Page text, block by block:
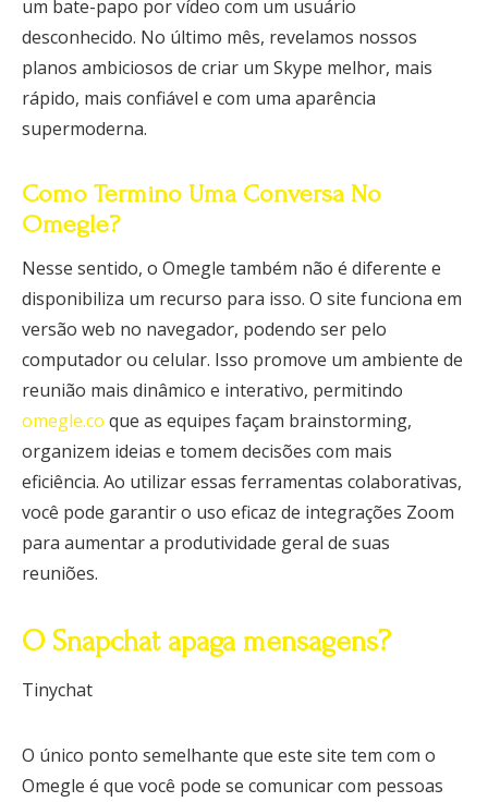
um bate-papo por vídeo com um usuário
desconhecido. No último mês, revelamos nossos
planos ambiciosos de criar um Skype melhor, mais
rápido, mais confiável e com uma aparência
supermoderna.
Como Termino Uma Conversa No
Omegle?
Nesse sentido, o Omegle também não é diferente e
disponibiliza um recurso para isso. O site funciona em
versão web no navegador, podendo ser pelo
computador ou celular. Isso promove um ambiente de
reunião mais dinâmico e interativo, permitindo
omegle.co que as equipes façam brainstorming,
organizem ideias e tomem decisões com mais
eficiência. Ao utilizar essas ferramentas colaborativas,
você pode garantir o uso eficaz de integrações Zoom
para aumentar a produtividade geral de suas
reuniões.
O Snapchat apaga mensagens?
Tinychat
O único ponto semelhante que este site tem com o
Omegle é que você pode se comunicar com pessoas